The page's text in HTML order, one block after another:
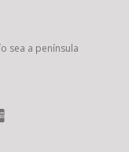
sea a península